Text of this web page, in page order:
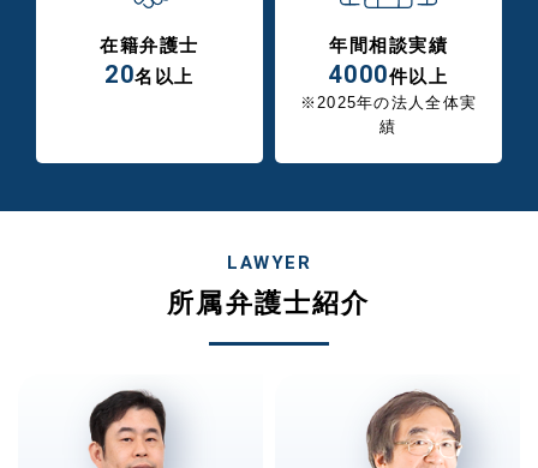
在籍弁護士
20名以上
年間相談実績
4000件以上
※2025年の法人全体実
績
LAWYER
所属弁護士紹介